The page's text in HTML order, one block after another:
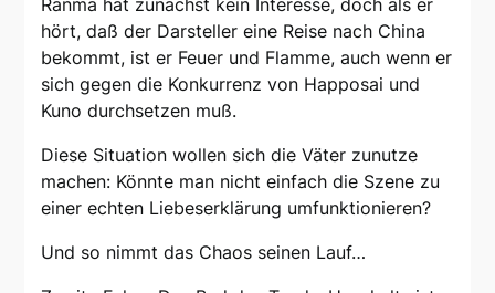
hört, daß der Darsteller eine Reise nach China
bekommt, ist er Feuer und Flamme, auch wenn er
sich gegen die Konkurrenz von Happosai und
Kuno durchsetzen muß.
Diese Situation wollen sich die Väter zunutze
machen: Könnte man nicht einfach die Szene zu
einer echten Liebeserklärung umfunktionieren?
Und so nimmt das Chaos seinen Lauf…